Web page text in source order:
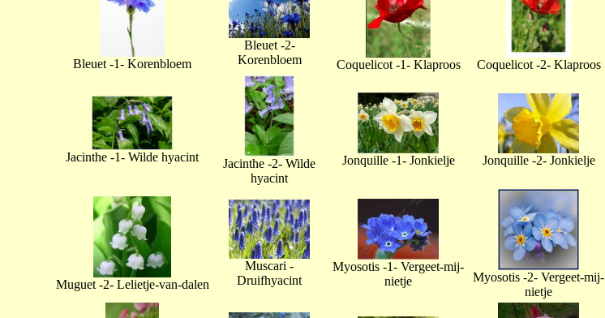
Bleuet -1- Korenbloem
Bleuet -2-
Korenbloem
Coquelicot -1- Klaproos Coquelicot -2- Klaproos
Jacinthe -1- Wilde hyacint
Jacinthe -2- Wilde
hyacint
Jonquille -1- Jonkielje Jonquille -2- Jonkielje
Muguet -2- Lelietje-van-dalen
Muscari -
Druifhyacint
Myosotis -1- Vergeet-mij-
nietje
Myosotis -2- Vergeet-mij-
nietje